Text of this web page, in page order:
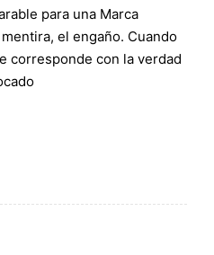
para una Marca
el engaño. Cuando
corresponde con la verdad